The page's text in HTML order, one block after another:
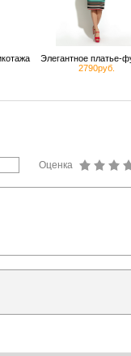
Элегантное платье-
2790руб.
Оценка